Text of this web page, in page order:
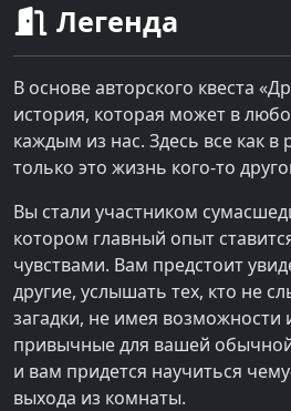
Легенда
В основе авторского квеста
история, которая может в
каждым из нас. Здесь все как
только это жизнь кого-то
Вы стали участником
котором главный опыт
чувствами. Вам предстоит
другие, услышать тех, кто не
загадки, не имея возможности
привычные для вашей
и вам придется научиться
выхода из комнаты.